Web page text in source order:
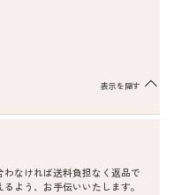
表示を隠す
なければ送料負担なく返品で
よう、お手伝いいたします。